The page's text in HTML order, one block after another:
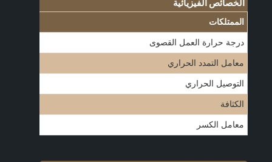
الخصائص الفيزيائية
الممتلكات
درجة حرارة العمل القصوى
معامل التمدد الحراري
التوصيل الحراري
الكثافة
معامل الكسر